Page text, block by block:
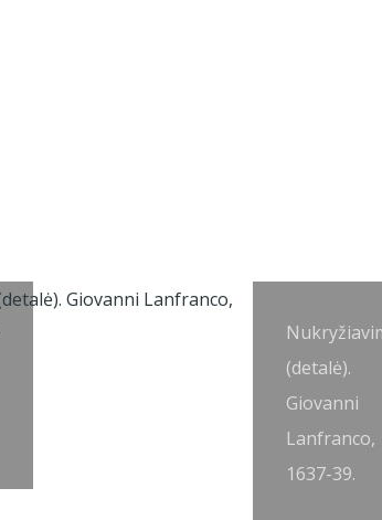
(detalė).
Giovanni
Lanfranco,
1637-39.